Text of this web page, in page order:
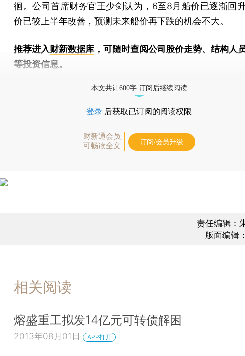
徊。公司首席财务官王少剑认为，6至8月船价已逐渐回
价已较上半年改善，预测未来船价再下跌的机会不大。
推荐进入财新数据库 ，可随时查阅公司股价走势、结构人
等投资信息。
本文共计600字 订阅后继续阅读
登录 后获取已订阅的阅读权限
财新通会员
可畅读全文
订阅/会员升级
责任编辑：
版面编辑
相关阅读
熔盛重工拟发14亿元可转债解困
2013年08月01日 APP打开